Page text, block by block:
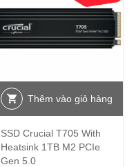
Thêm vào giỏ hàng
SSD Crucial T705 With
Heatsink 1TB M2 PCIe
Gen 5.0